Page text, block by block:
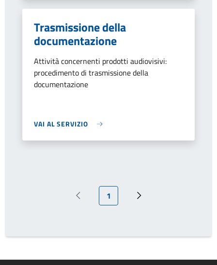
Trasmissione della
documentazione
Attività concernenti prodotti audiovisivi:
procedimento di trasmissione della
documentazione
VAI AL SERVIZIO
Pagina precedente
Pagina attuale
1 Prossima pagina